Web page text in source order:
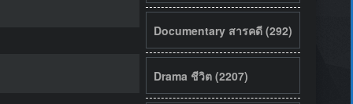
Documentary สารคดี (292)
Drama ชีวิต (2207)